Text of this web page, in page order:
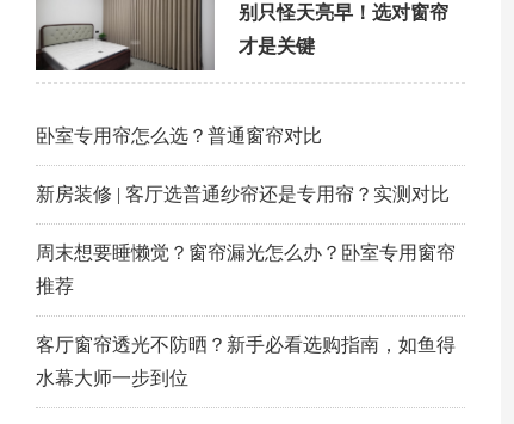
别只怪天亮早！选对窗帘
才是关键
卧室专用帘怎么选？普通窗帘对比
新房装修 | 客厅选普通纱帘还是专用帘？实测对比
周末想要睡懒觉？窗帘漏光怎么办？卧室专用窗帘
推荐
客厅窗帘透光不防晒？新手必看选购指南，如鱼得
水幕大师一步到位